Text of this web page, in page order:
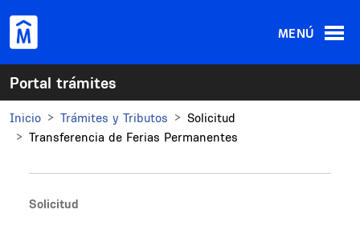
MENÚ
Portal trámites
Inicio Trámites y Tributos
Solicitud
Transferencia de Ferias Permanentes
Solicitud